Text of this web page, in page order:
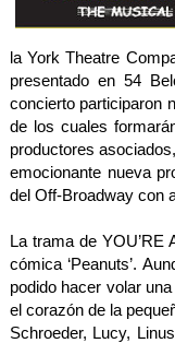
la York Theatre
presentado en 54
concierto participaron
de los cuales
productores
emocionante nueva
del Off-Broadway con
La trama de
cómica ‘Peanuts’.
podido hacer volar
el corazón de la
Schroeder, Lucy,